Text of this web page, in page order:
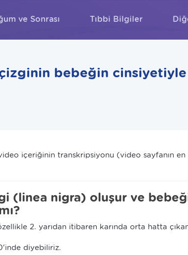
ARA
ve Sonrası Tıbbi Bilgiler
bebeğin cinsiyetiyle
içeriğinin transkripsiyonu (video sayfanın en
(linea nigra) oluşur ve
2. yarıdan itibaren karında orta hatta
diyebiliriz.